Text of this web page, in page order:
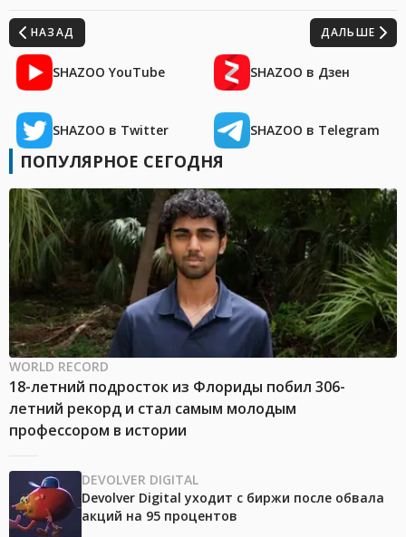
НАЗАД ДАЛЬШЕ
SHAZOO YouTube SHAZOO в Дзен
SHAZOO в Twitter SHAZOO в Telegram
ПОПУЛЯРНОЕ СЕГОДНЯ
WORLD RECORD
18-летний подросток из Флориды побил 306-
летний рекорд и стал самым молодым
профессором в истории
DEVOLVER DIGITAL
Devolver Digital уходит с биржи после обвала
акций на 95 процентов